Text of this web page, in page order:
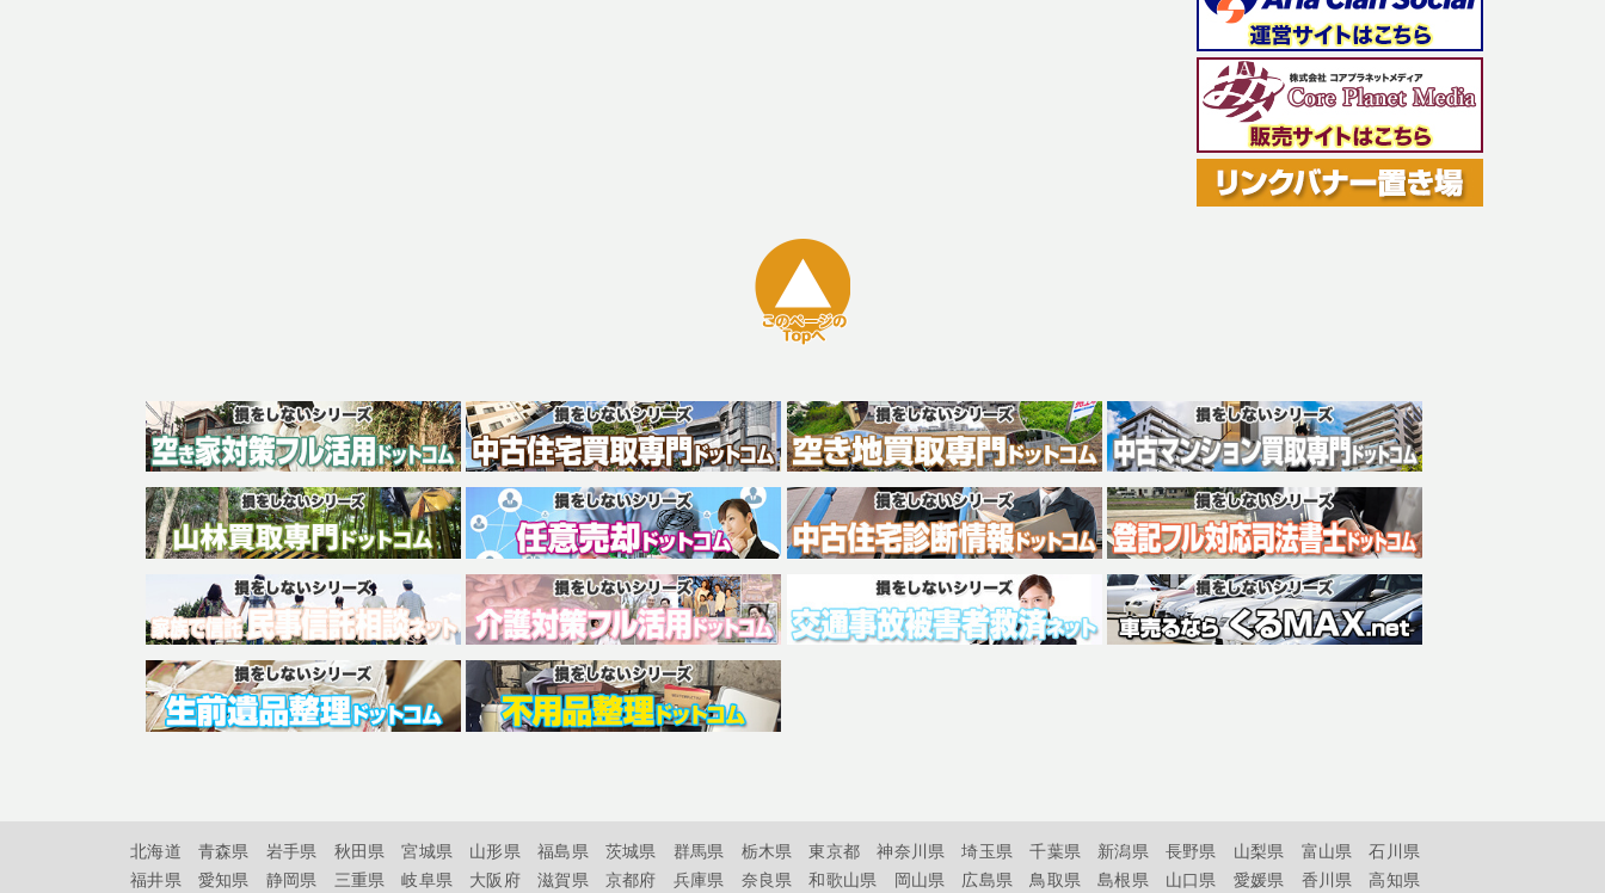
北海道 青森県 岩手県 秋田県 宮城県 山形県 福島県 茨城県 群馬県 栃木県 東京都 神奈川県 埼玉県 千葉県 新潟県 長野県 山梨県 富山県
石川県
福井県
愛知県 静岡県 三重県 岐阜県 大阪府 滋賀県 京都府 兵庫県 奈良県 和歌山県 岡山県 広島県 鳥取県 島根県 山口県 愛媛県 香川県 高知県